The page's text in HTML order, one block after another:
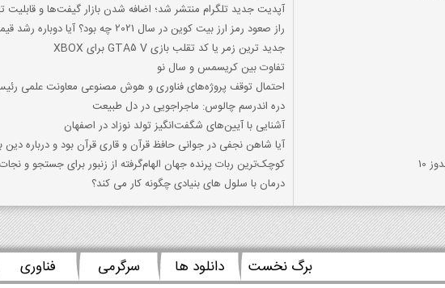
10
آپدیت جدید تلگرام منتشر شد؛ اضافه شدن بازار گیفت‌ها و قابلیت
راز صعود رمز ارز بیت کوین در سال 2021 چه بود؟ آیا دوباره رشد قیمتی خواهد داشت؟
جدید ترین زمر یا کد تقلب بازی GTA5 V برای XBOX
تفاوت بین کریسمس و سال نو
احتمال توقف پروژه‌های فناوری و هوش مصنوعی معاونت علمی
دره اندرسم چالوس: ماجراجویی در دل طبیعت
آشنایی با آیین‌های شگفت‌انگیز تولد نوزاد در اصفهان
آیا شاهن نجفی در جوانی حافظ قرآن و قاری قرآن بود و درباره
کوچک‌ترین ربات پرنده جهان الهام‌گرفته از زنبور برای جستجو و نجات
درمان با سلول های بنیادی چگونه کار می کند؟
برگ نخست دانلود ها سرگرمی فناوری